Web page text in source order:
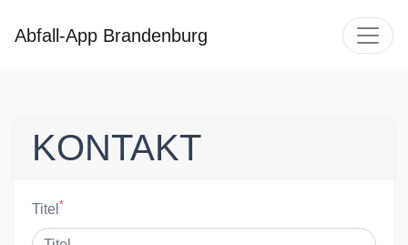
Abfall-App Brandenburg
KONTAKT
Titel *